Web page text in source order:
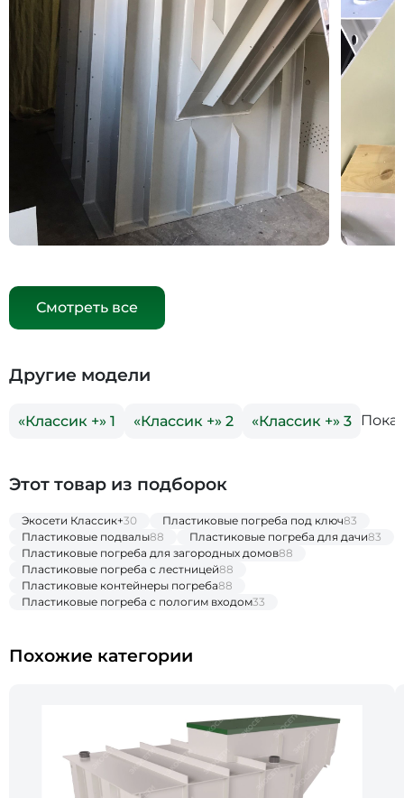
Смотреть все
Другие модели
«Классик +» 1 «Классик +» 2 «Классик +» 3
Этот товар из подборок
Экосети Классик+30 Пластиковые погреба под ключ83
Пластиковые подвалы88 Пластиковые погреба для дачи83
Пластиковые погреба для загородных домов88
Пластиковые погреба с лестницей88
Пластиковые контейнеры погреба88
Пластиковые погреба с пологим входом33
Похожие категории